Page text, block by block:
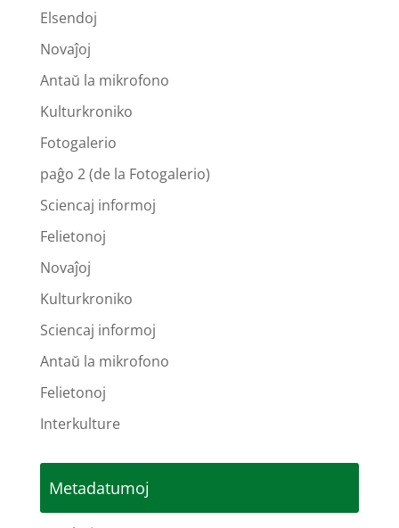
Elsendoj
Novaĵoj
Antaŭ la mikrofono
Kulturkroniko
Fotogalerio
paĝo 2 (de la Fotogalerio)
Sciencaj informoj
Felietonoj
Novaĵoj
Kulturkroniko
Sciencaj informoj
Antaŭ la mikrofono
Felietonoj
Interkulture
Metadatumoj